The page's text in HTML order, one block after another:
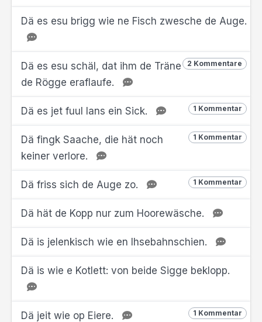
Dä es esu brigg wie ne Fisch zwesche de Auge.
2 Kommentare
Dä es esu schäl, dat ihm de Träne
de Rögge eraflaufe.
1 Kommentar
Dä es jet fuul lans ein Sick.
1 Kommentar
Dä fingk Saache, die hät noch
keiner verlore.
1 Kommentar
Dä friss sich de Auge zo.
Dä hät de Kopp nur zum Hoorewäsche.
Dä is jelenkisch wie en Ihsebahnschien.
Dä is wie e Kotlett: von beide Sigge beklopp.
1 Kommentar
Dä jeit wie op Eiere.